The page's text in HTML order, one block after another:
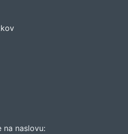
na naslovu: